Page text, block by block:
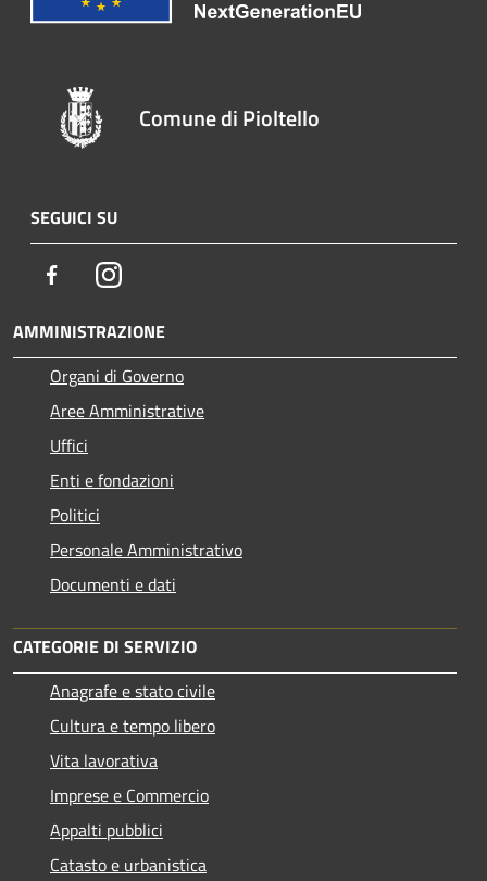
Comune di Pioltello
SEGUICI SU
FacebookInstagram
AMMINISTRAZIONE
Organi di Governo
Aree Amministrative
Uffici
Enti e fondazioni
Politici
Personale Amministrativo
Documenti e dati
CATEGORIE DI SERVIZIO
Anagrafe e stato civile
Cultura e tempo libero
Vita lavorativa
Imprese e Commercio
Appalti pubblici
Catasto e urbanistica